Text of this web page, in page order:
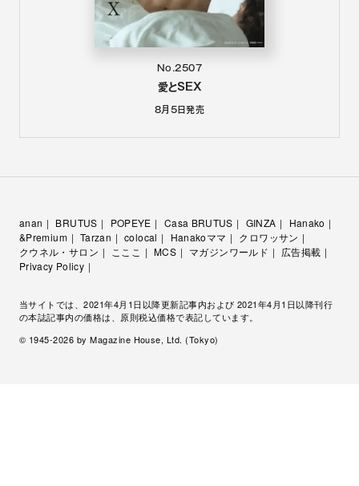
No.2507
愛とSEX
8月5日発売
anan BRUTUS POPEYE Casa BRUTUS GINZA
Hanako
&Premium
Tarzan colocal Hanakoママ
クロワッサン
クウネル・サロン
こここ MCS マガジンワールド
広告掲載
Privacy Policy
当サイトでは、2021年4月1日以降更新記事内および 2021年4月1日以降刊行
の本誌記事内の価格は、原則税込価格で表記しています。
© 1945-2026 by Magazine House, Ltd. (Tokyo)